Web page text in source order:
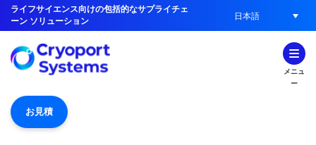
ライフサイエンス向けの包括的なサプライチェ
ーン ソリューション
日本語
メニュ
ー
お見積